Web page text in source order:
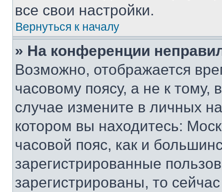
все свои настройки.
Вернуться к началу
» На конференции
Возможно, отображается
часовому поясу, а не к тому,
случае измените в личных
котором вы находитесь:
часовой пояс, как и
зарегистрированные
зарегистрированы, то